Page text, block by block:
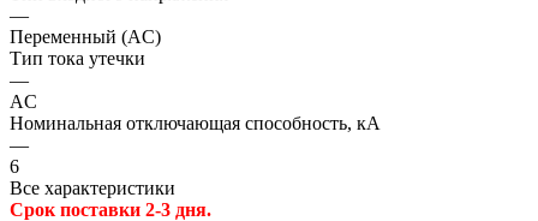
—
Переменный (AC)
Тип тока утечки
—
AC
Номинальная отключающая способность, кА
—
6
Все характеристики
Срок поставки 2-3 дня.